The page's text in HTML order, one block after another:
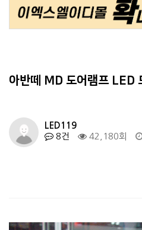
6 2005 권장 저항표 v2+68
7 자동차 전원 평활 장치회
아반떼 MD 도어램프 LED
LED119
8건
42,180회